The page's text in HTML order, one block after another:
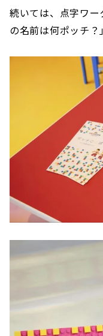
続いては、点字ワ
の名前は何ポッチ？